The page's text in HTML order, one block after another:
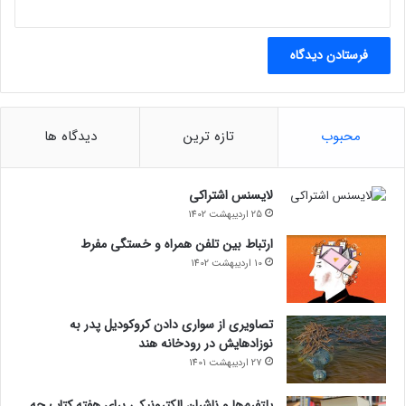
محبوب تازه ترین دیدگاه ها
لایسنس اشتراکی
25 اردیبهشت 1402
ارتباط بین تلفن همراه و خستگی مفرط
10 اردیبهشت 1402
تصاویری از سواری دادن کروکودیل پدر به
نوزادهایش در رودخانه هند
27 اردیبهشت 1401